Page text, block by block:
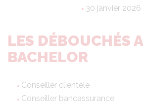
30 janvier 2026
LES DÉBOUCHÉS
BACHELOR
Conseiller clientèle
Conseiller bancassurance